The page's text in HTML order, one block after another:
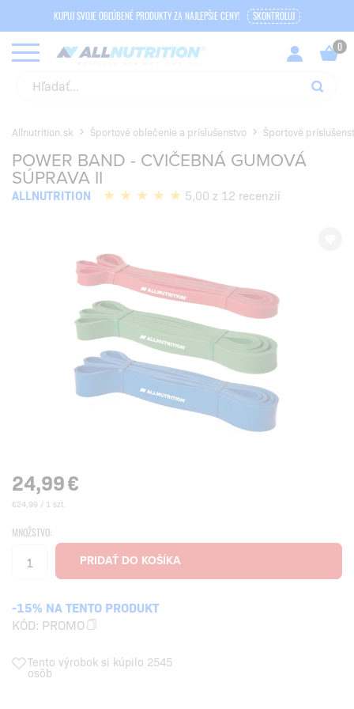
KUPUJ SVOJE OBĽÚBENÉ PRODUKTY ZA NAJLEPŠIE CENY! SKONTROLUJ
Allnutrition.sk Športové oblečenie a príslušenstvo Športové
POWER BAND - CVIČEBNÁ GUMOVÁ
SÚPRAVA II
ALLNUTRITION 5,00 z 12 recenzií
24,99€
€24,99 / 1 szt.
MNOŽSTVO:
-15% NA TENTO PRODUKT
KÓD: PROMO
Tento výrobok si kúpilo 2545
osôb